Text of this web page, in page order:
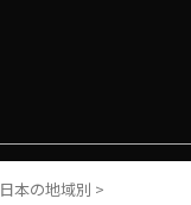
日本の地域別 >